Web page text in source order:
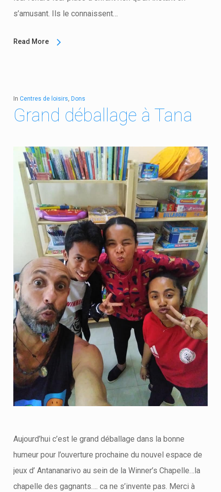
s’amusant. Ils le connaissent…
Read More
In Centres de loisirs, Dons
Grand déballage à Tana
Aujourd’hui c’est le grand déballage dans la bonne
humeur pour l’ouverture prochaine du nouvel espace de
jeux d’ Antananarivo au sein de la Winner’s Chapelle…la
chapelle des gagnants…. ca ne s’invente pas. Merci à